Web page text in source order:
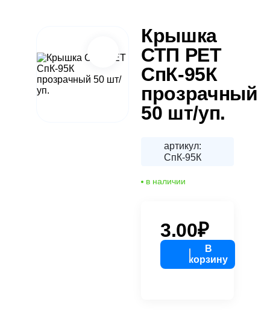
Крышка
СТП PET
СпК-95К
прозрачный
50 шт/уп.
артикул:
СпК-95К
в наличии
3.00₽
В
корзину